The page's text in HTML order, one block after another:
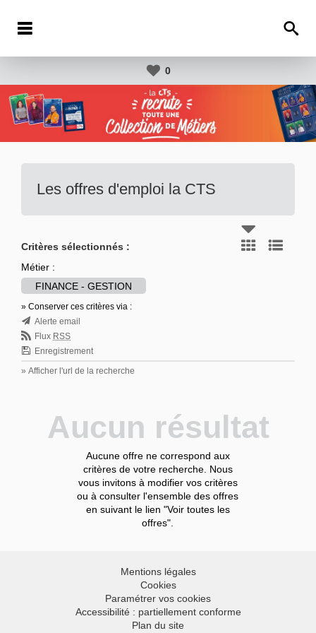
0
Les offres d'emploi la CTS
Critères sélectionnés :
Métier :
FINANCE - GESTION
» Conserver ces critères via :
Alerte email
Flux RSS
Enregistrement
» Afficher l'url de la recherche
Aucun résultat
Aucune offre ne correspond aux
critères de votre recherche. Nous
vous invitons à modifier vos critères
ou à consulter l'ensemble des offres
en suivant le lien "Voir toutes les
offres".
Mentions légales
Cookies
Paramétrer vos cookies
Accessibilité : partiellement conforme
Plan du site